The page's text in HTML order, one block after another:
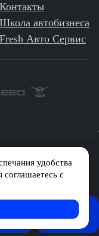
Обзоры
удобства
с
Контакты
Школа автобизнеса
Fresh Авто Сервис
зарегистрировано
информационных
№ Эл № ФС77-84512 от
«МБ-Авто»